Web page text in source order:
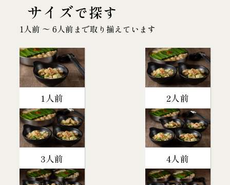
サイズで探す
1人前 〜 6人前まで取り揃えています
1人前 2人前
3人前 4人前